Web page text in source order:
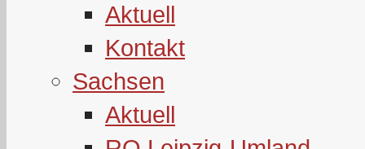
Aktuell
Kontakt
Sachsen
Aktuell